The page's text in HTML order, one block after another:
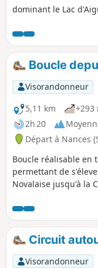
dominant le Lac
un retour au niveau
faire chaud les
elle reste praticable
arrière-saison, tant
descend pas au-
Boucle
Visorandonneur
5,11 km
+293
2h 20
Départ à Nances
Boucle réalisable en
permettant de
Novalaise jusqu'à la
Villas Doria avant de
site de l'ancien
puis de redescendre
Circuit
Visorandonneur